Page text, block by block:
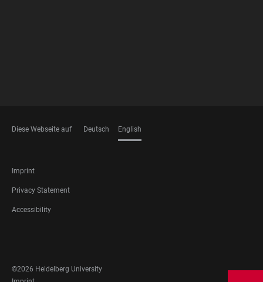
Diese Webseite auf Deutsch English
FOOTER
LEGAL
Imprint
Privacy Statement
Accessibility
MEDIA
©2026 Heidelberg University